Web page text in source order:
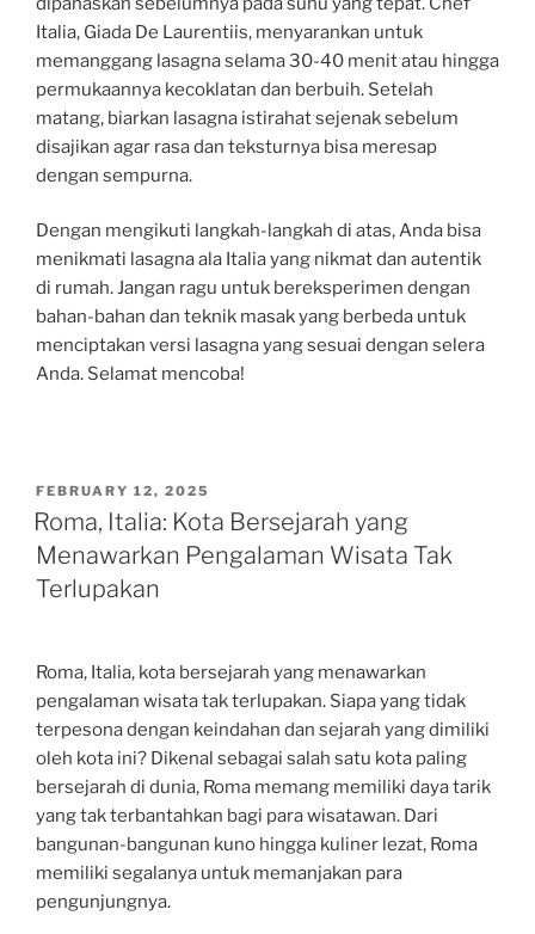
Italia, Giada De Laurentiis, menyarankan untuk
memanggang lasagna selama 30-40 menit atau hingga
permukaannya kecoklatan dan berbuih. Setelah
matang, biarkan lasagna istirahat sejenak sebelum
disajikan agar rasa dan teksturnya bisa meresap
dengan sempurna.
Dengan mengikuti langkah-langkah di atas, Anda bisa
menikmati lasagna ala Italia yang nikmat dan autentik
di rumah. Jangan ragu untuk bereksperimen dengan
bahan-bahan dan teknik masak yang berbeda untuk
menciptakan versi lasagna yang sesuai dengan selera
Anda. Selamat mencoba!
POSTED
ON
FEBRUARY 12, 2025
Roma, Italia: Kota Bersejarah yang
Menawarkan Pengalaman Wisata Tak
Terlupakan
Roma, Italia, kota bersejarah yang menawarkan
pengalaman wisata tak terlupakan. Siapa yang tidak
terpesona dengan keindahan dan sejarah yang dimiliki
oleh kota ini? Dikenal sebagai salah satu kota paling
bersejarah di dunia, Roma memang memiliki daya tarik
yang tak terbantahkan bagi para wisatawan. Dari
bangunan-bangunan kuno hingga kuliner lezat, Roma
memiliki segalanya untuk memanjakan para
pengunjungnya.